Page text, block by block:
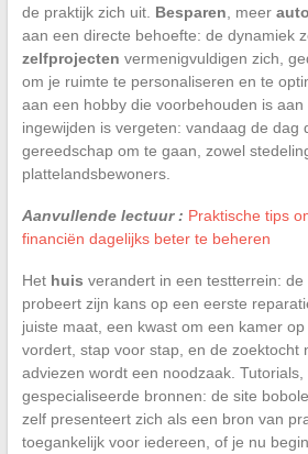
de praktijk zich uit. Besparen , meer
aan een directe behoefte: de dynamiek
zelfprojecten vermenigvuldigen zich,
om je ruimte te personaliseren en te
aan een hobby die voorbehouden is aan
ingewijden is vergeten: vandaag de dag
gereedschap om te gaan, zowel
plattelandsbewoners.
Aanvullende lectuur : Praktische tips
financiën dagelijks beter te beheren
Het huis verandert in een testterrein: de
probeert zijn kans op een eerste
juiste maat, een kwast om een kamer
vordert, stap voor stap, en de zoektocht
adviezen wordt een noodzaak. Tutorials,
gespecialiseerde bronnen: de site
zelf presenteert zich als een bron van
toegankelijk voor iedereen, of je nu